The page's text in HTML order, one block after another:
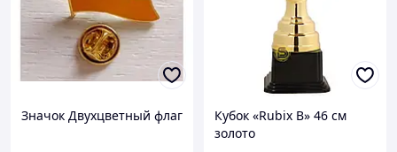
Значок Двухцветный флаг
Кубок «Rubix В» 46 см
золото